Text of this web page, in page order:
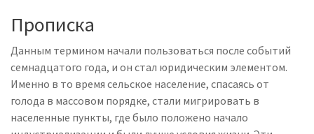
Прописка
Данным термином начали пользоваться после событий
семнадцатого года, и он стал юридическим элементом.
Именно в то время сельское население, спасаясь от
голода в массовом порядке, стали мигрировать в
населенные пункты, где было положено начало